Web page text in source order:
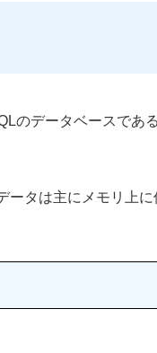
のデータベースであ
ータは主にメモリ上